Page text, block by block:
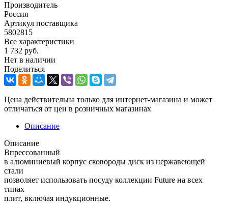
Производитель
Россия
Артикул поставщика
5802815
Все характеристики
1 732 руб.
Нет в наличии
Поделиться
Цена действительна только для интернет-магазина и может
отличаться от цен в розничных магазинах
Описание
Описание
Впрессованный
в алюминиевый корпус сковороды диск из нержавеющей
стали
позволяет использовать посуду коллекции Future на всех
типах
плит, включая индукционные.